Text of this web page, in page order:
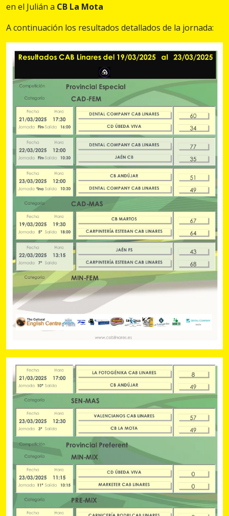
en el Julián a CB La Mota
A continuación los resultados detallados de la jornada: